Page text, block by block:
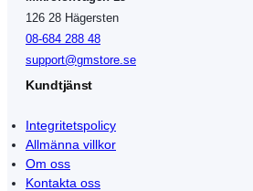
126 28 Hägersten
08-684 288 48
support@gmstore.se
Kundtjänst
Integritetspolicy
Allmänna villkor
Om oss
Kontakta oss